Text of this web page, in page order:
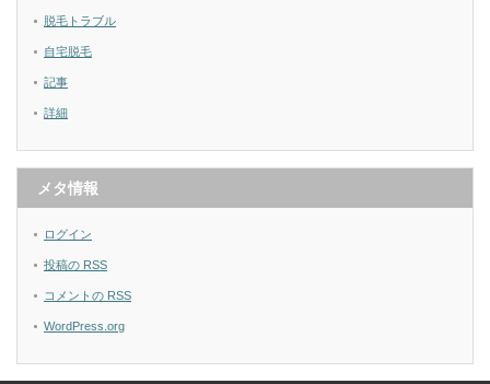
脱毛トラブル
自宅脱毛
記事
詳細
メタ情報
ログイン
投稿の RSS
コメントの RSS
WordPress.org